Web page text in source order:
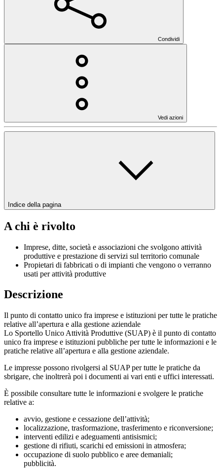
Condividi
Vedi azioni
Indice della pagina
A chi è rivolto
Imprese, ditte, società e associazioni che svolgono attività
produttive e prestazione di servizi sul territorio comunale
Propietari di fabbricati o di impianti che vengono o verranno
usati per attività produttive
Descrizione
Il punto di contatto unico fra imprese e istituzioni per tutte le pratiche
relative all’apertura e alla gestione aziendale
Lo Sportello Unico Attività Produttive (SUAP) è il punto di contatto
unico fra imprese e istituzioni pubbliche per tutte le informazioni e le
pratiche relative all’apertura e alla gestione aziendale.
Le impresse possono rivolgersi al SUAP per tutte le pratiche da
sbrigare, che inoltrerà poi i documenti ai vari enti e uffici interessati.
È possibile consultare tutte le informazioni e svolgere le pratiche
relative a:
avvio, gestione e cessazione dell’attività;
localizzazione, trasformazione, trasferimento e riconversione;
interventi edilizi e adeguamenti antisismici;
gestione di rifiuti, scarichi ed emissioni in atmosfera;
occupazione di suolo pubblico e aree demaniali;
pubblicità.